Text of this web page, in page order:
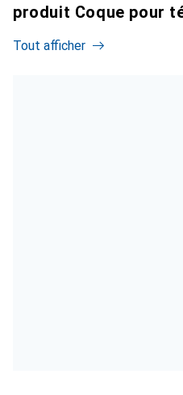
produit Coque pour
Tout afficher